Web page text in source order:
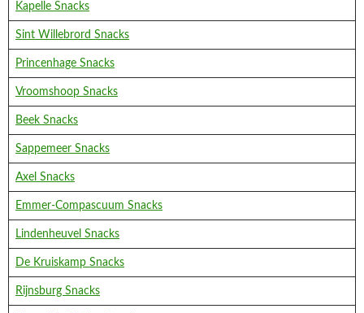
Kapelle Snacks
Sint Willebrord Snacks
Princenhage Snacks
Vroomshoop Snacks
Beek Snacks
Sappemeer Snacks
Axel Snacks
Emmer-Compascuum Snacks
Lindenheuvel Snacks
De Kruiskamp Snacks
Rijnsburg Snacks